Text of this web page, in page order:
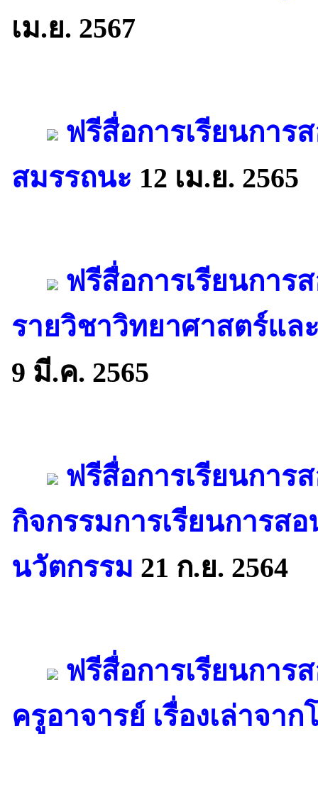
เม.ย. 2567
ฟรีสื่อการเรียนกา
สมรรถนะ 12 เม.ย. 2565
ฟรีสื่อการเรียนการ
รายวิชาวิทยาศาสตร์แล
9 มี.ค. 2565
ฟรีสื่อการเรียนการ
กิจกรรมการเรียนการส
นวัตกรรม 21 ก.ย. 2564
ฟรีสื่อการเรียนการ
ครูอาจารย์ เรื่องเล่าจาก